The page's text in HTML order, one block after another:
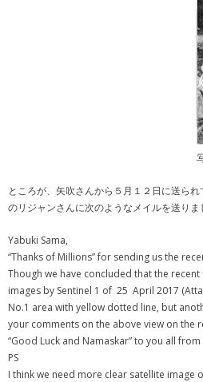
ところが、矢吹さんから５月１２日に送ら
のリジャンさんに次のようなメイルを送りま
Yabuki Sama,
“Thanks of Millions” for sending us the
Though we have concluded that the
images by Sentinel 1 of 25 April 2017
No.1 area with yellow dotted line, but
your comments on the above view on the
“Good Luck and Namaskar” to you all
PS
I think we need more clear satellite image